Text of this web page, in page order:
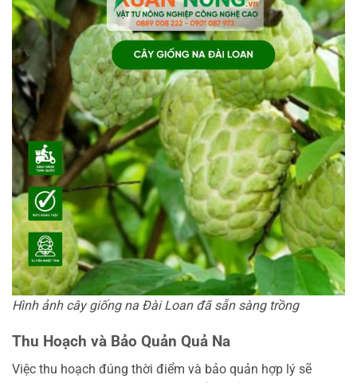
Hình ảnh cây giống na Đài Loan đã sẵn sàng trồng
Thu Hoạch và Bảo Quản Quả Na
Việc thu hoạch đúng thời điểm và bảo quản hợp lý sẽ